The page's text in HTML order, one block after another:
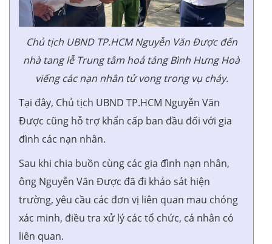
Chủ tịch UBND TP.HCM Nguyễn Văn Được đến
nhà tang lễ Trung tâm hoả táng Bình Hưng Hoà
viếng các nạn nhân tử vong trong vụ cháy.
Tại đây, Chủ tịch UBND TP.HCM Nguyễn Văn
Được cũng hỗ trợ khẩn cấp ban đầu đối với gia
đình các nạn nhân.
Sau khi chia buồn cùng các gia đình nạn nhân,
ông Nguyễn Văn Được đã đi khảo sát hiện
trường, yêu cầu các đơn vị liên quan mau chóng
xác minh, điều tra xử lý các tổ chức, cá nhân có
liên quan.